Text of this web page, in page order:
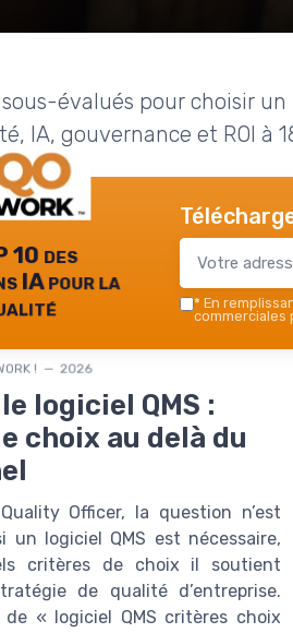
évalués pour choisir
IA, gouvernance et ROI à
10 des
IA pour la
! — 2026
* En
commerciales
logiciel QMS :
choix au delà du
Officer, la question n’est
un logiciel QMS est nécessaire,
critères de choix il soutient
de qualité d’entreprise.
de « logiciel QMS critères choix